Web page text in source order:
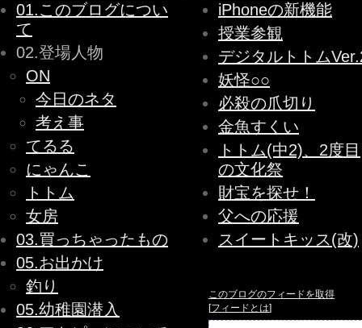
01.このブログについ
て
02.登場人物
ON
今日のネタ
考え事
てるる
にゃんこ
トトム
女房
03.買っちゃったもの
05.お出かけ
釣り
05.幼稚園潜入
iPhoneの新機能
授業参観
デジタルトトム
妖怪○○
必殺の爪切り
金魚すくい
トトム(中2)、2度目
の文化祭
財宝を探せ！
父への応援
スイートキッス(改)
このブログのフィードを取得
[フィードとは]